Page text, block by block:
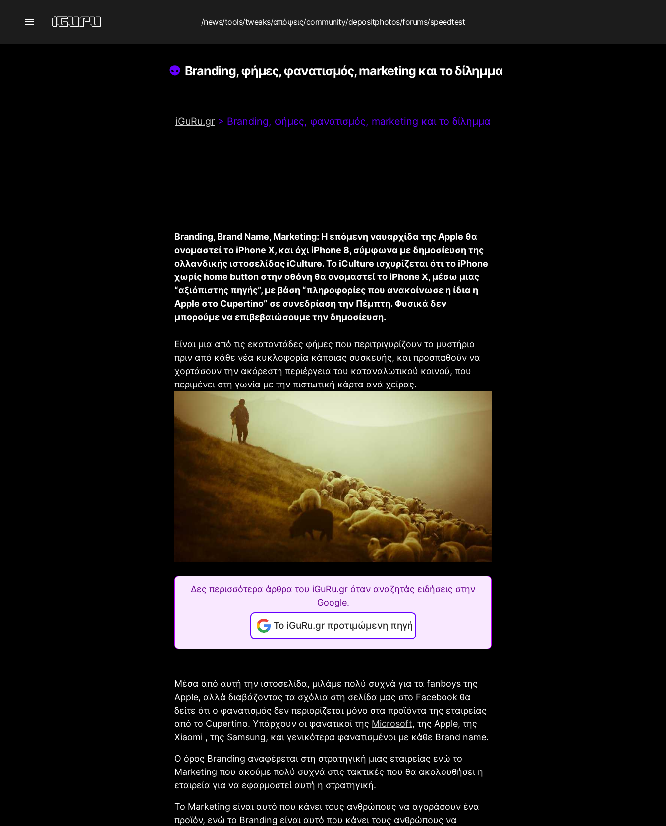
/news/tools/tweaks/απόψεις/community/depositphotos/forums/speedtest
Branding, φήμες, φανατισμός, marketing και το δίλημμα
iGuRu.gr > Branding, φήμες, φανατισμός, marketing και το δίλημμα
Branding, Brand Name, Marketing: Η επόμενη ναυαρχίδα της Apple θα
ονομαστεί το iPhone X, και όχι iPhone 8, σύμφωνα με δημοσίευση της
ολλανδικής ιστοσελίδας iCulture. Το iCulture ισχυρίζεται ότι το iPhone
χωρίς home button στην οθόνη θα ονομαστεί το iPhone X, μέσω μιας
“αξιόπιστης πηγής”, με βάση “πληροφορίες που ανακοίνωσε η ίδια η
Apple στο Cupertino” σε συνεδρίαση την Πέμπτη. Φυσικά δεν
μπορούμε να επιβεβαιώσουμε την δημοσίευση.
Είναι μια από τις εκατοντάδες φήμες που περιτριγυρίζουν το μυστήριο
πριν από κάθε νέα κυκλοφορία κάποιας συσκευής, και προσπαθούν να
χορτάσουν την ακόρεστη περιέργεια του καταναλωτικού κοινού, που
περιμένει στη γωνία με την πιστωτική κάρτα ανά χείρας.
Δες περισσότερα άρθρα του iGuRu.gr όταν αναζητάς ειδήσεις στην
Google.
Το iGuRu.gr προτιμώμενη πηγή
Μέσα από αυτή την ιστοσελίδα, μιλάμε πολύ συχνά για τα fanboys της
Apple, αλλά διαβάζοντας τα σχόλια στη σελίδα μας στο Facebook θα
δείτε ότι ο φανατισμός δεν περιορίζεται μόνο στα προϊόντα της εταιρείας
από το Cupertino. Υπάρχουν οι φανατικοί της Microsoft, της Apple, της
Xiaomi , της Samsung, και γενικότερα φανατισμένοι με κάθε Brand name.
Ο όρος Branding αναφέρεται στη στρατηγική μιας εταιρείας ενώ το
Marketing που ακούμε πολύ συχνά στις τακτικές που θα ακολουθήσει η
εταιρεία για να εφαρμοστεί αυτή η στρατηγική.
Το Marketing είναι αυτό που κάνει τους ανθρώπους να αγοράσουν ένα
προϊόν, ενώ το Branding είναι αυτό που κάνει τους ανθρώπους να